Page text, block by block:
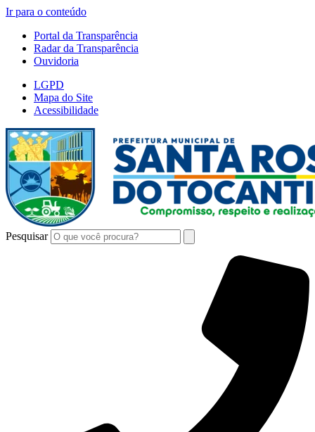
Ir para o conteúdo
Portal da Transparência
Radar da Transparência
Ouvidoria
LGPD
Mapa do Site
Acessibilidade
Pesquisar